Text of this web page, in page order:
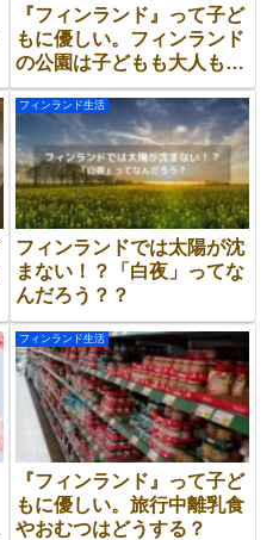
『フィンランド』って子ど
もに優しい。フィンランド
の公園は子どもも大人も楽
しめる！？
フィンランド生活
フィンランドでは太陽が沈
まない！？「白夜」ってな
んだろう？？
フィンランド生活
『フィンランド』って子ど
もに優しい。旅行中離乳食
やおむつはどうする？